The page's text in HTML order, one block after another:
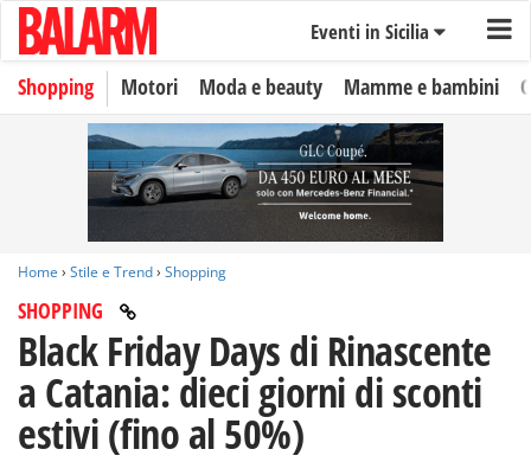
Eventi in Sicilia
Shopping Motori Moda e beauty Mamme e bambini
Home › Stile e Trend› Shopping
SHOPPING
Black Friday Days di Rinascente
a Catania: dieci giorni di sconti
estivi (fino al 50%)